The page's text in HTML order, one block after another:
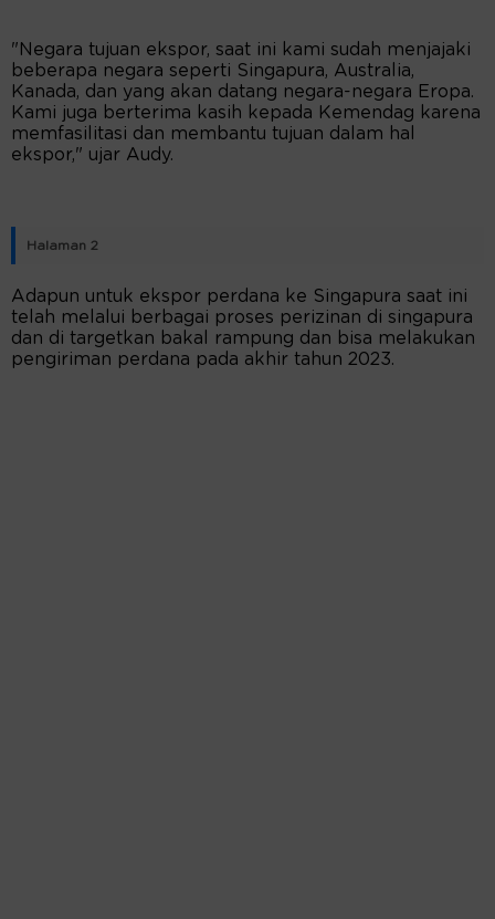
"Negara tujuan ekspor, saat ini kami sudah menjajaki
beberapa negara seperti Singapura, Australia,
Kanada, dan yang akan datang negara-negara Eropa.
Kami juga berterima kasih kepada Kemendag karena
memfasilitasi dan membantu tujuan dalam hal
ekspor," ujar Audy.
Halaman 2
Adapun untuk ekspor perdana ke Singapura saat ini
telah melalui berbagai proses perizinan di singapura
dan di targetkan bakal rampung dan bisa melakukan
pengiriman perdana pada akhir tahun 2023.